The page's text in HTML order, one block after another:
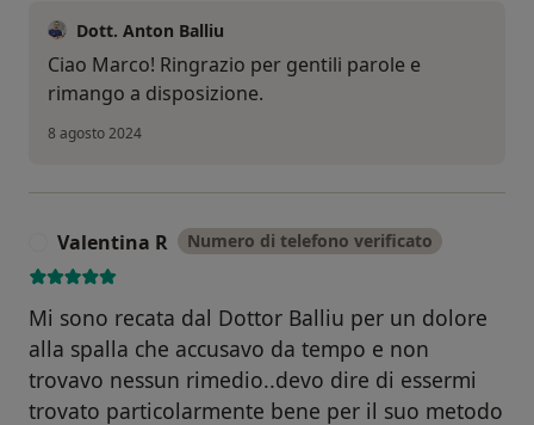
Dott. Anton Balliu
Ciao Marco! Ringrazio per gentili parole e
rimango a disposizione.
8 agosto 2024
Valentina R Numero di telefono verificato
Mi sono recata dal Dottor Balliu per un dolore
alla spalla che accusavo da tempo e non
trovavo nessun rimedio..devo dire di essermi
trovato particolarmente bene per il suo metodo